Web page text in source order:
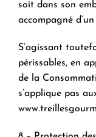
soit dans son
accompagné
S’agissant
périssables, en
de la
s’applique pas